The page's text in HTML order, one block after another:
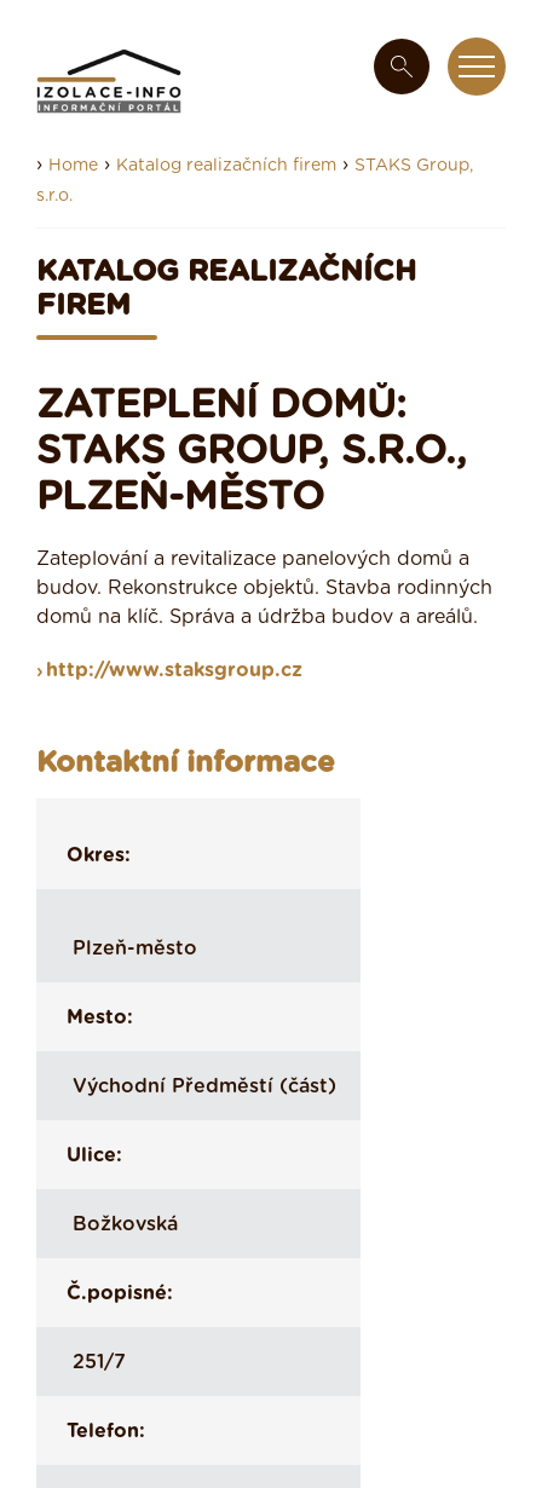
› Home › Katalog realizačních firem › STAKS Group,
s.r.o.
KATALOG REALIZAČNÍCH
FIREM
ZATEPLENÍ DOMŮ:
STAKS GROUP, S.R.O.,
PLZEŇ-MĚSTO
Zateplování a revitalizace panelových domů a
budov. Rekonstrukce objektů. Stavba rodinných
domů na klíč. Správa a údržba budov a areálů.
http://www.staksgroup.cz
Kontaktní informace
Okres:
Plzeň-město
Mesto:
Východní Předměstí (část)
Ulice:
Božkovská
Č.popisné:
251/7
Telefon: